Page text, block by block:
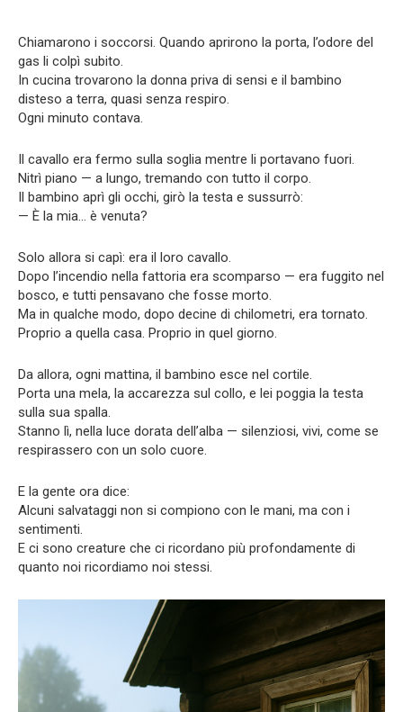
Chiamarono i soccorsi. Quando aprirono la porta, l’odore del
gas li colpì subito.
In cucina trovarono la donna priva di sensi e il bambino
disteso a terra, quasi senza respiro.
Ogni minuto contava.
Il cavallo era fermo sulla soglia mentre li portavano fuori.
Nitrì piano — a lungo, tremando con tutto il corpo.
Il bambino aprì gli occhi, girò la testa e sussurrò:
— È la mia… è venuta?
Solo allora si capì: era il loro cavallo.
Dopo l’incendio nella fattoria era scomparso — era fuggito nel
bosco, e tutti pensavano che fosse morto.
Ma in qualche modo, dopo decine di chilometri, era tornato.
Proprio a quella casa. Proprio in quel giorno.
Da allora, ogni mattina, il bambino esce nel cortile.
Porta una mela, la accarezza sul collo, e lei poggia la testa
sulla sua spalla.
Stanno lì, nella luce dorata dell’alba — silenziosi, vivi, come se
respirassero con un solo cuore.
E la gente ora dice:
Alcuni salvataggi non si compiono con le mani, ma con i
sentimenti.
E ci sono creature che ci ricordano più profondamente di
quanto noi ricordiamo noi stessi.